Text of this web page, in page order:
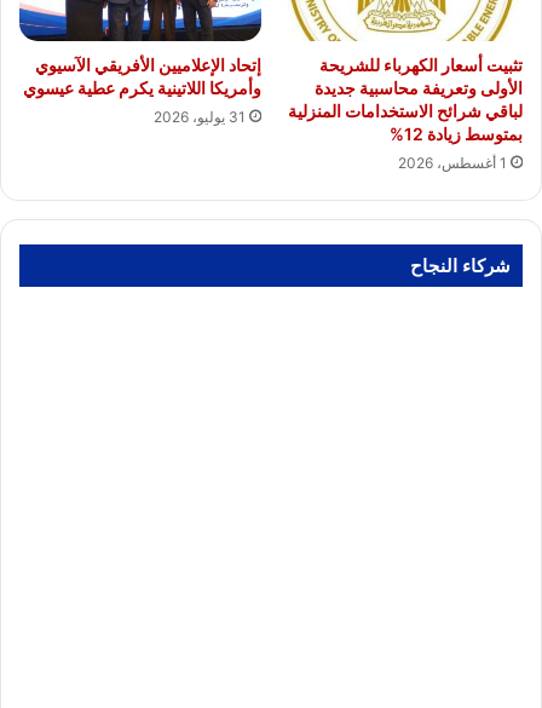
تثبيت أسعار الكهرباء للشريحة
الأولى وتعريفة محاسبية جديدة
لباقي شرائح الاستخدامات المنزلية
بمتوسط زيادة 12%
1 أغسطس، 2026
إتحاد الإعلاميين الأفريقي الآسيوي
وأمريكا اللاتينية يكرم عطية عيسوي
31 يوليو، 2026
شركاء النجاح